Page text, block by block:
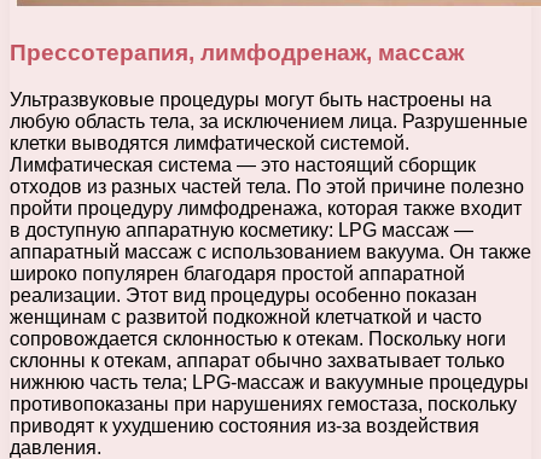
Прессотерапия, лимфодренаж, массаж
Ультразвуковые процедуры могут быть настроены на
любую область тела, за исключением лица. Разрушенные
клетки выводятся лимфатической системой.
Лимфатическая система — это настоящий сборщик
отходов из разных частей тела. По этой причине полезно
пройти процедуру лимфодренажа, которая также входит
в доступную аппаратную косметику: LPG массаж —
аппаратный массаж с использованием вакуума. Он также
широко популярен благодаря простой аппаратной
реализации. Этот вид процедуры особенно показан
женщинам с развитой подкожной клетчаткой и часто
сопровождается склонностью к отекам. Поскольку ноги
склонны к отекам, аппарат обычно захватывает только
нижнюю часть тела; LPG-массаж и вакуумные процедуры
противопоказаны при нарушениях гемостаза, поскольку
приводят к ухудшению состояния из-за воздействия
давления.